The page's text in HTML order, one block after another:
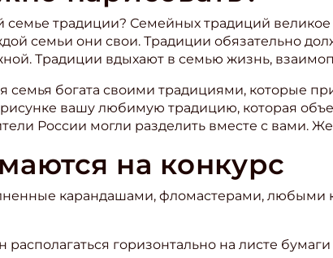
семье традиции? Семейных традиций
семьи они свои. Традиции обязательно
Традиции вдыхают в семью жизнь,
семья богата своими традициями, которые
вашу любимую традицию, которая
России могли разделить вместе с вами.
на конкурс
карандашами, фломастерами, любыми
располагаться горизонтально на листе